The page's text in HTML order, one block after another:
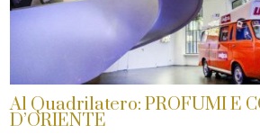
Al Quadrilatero: PROFUMI E
D’ORIENTE